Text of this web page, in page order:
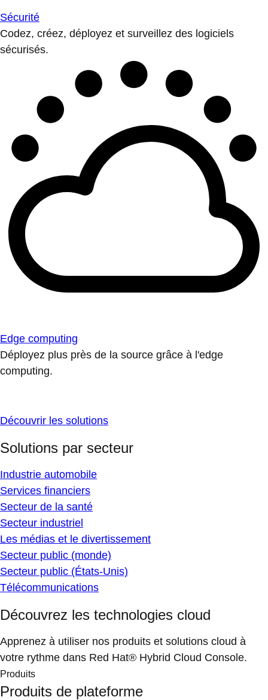
Sécurité
Codez, créez, déployez et surveillez des logiciels
sécurisés.
Edge computing
Déployez plus près de la source grâce à l'edge
computing.
Découvrir les solutions
Solutions par secteur
Industrie automobile
Services financiers
Secteur de la santé
Secteur industriel
Les médias et le divertissement
Secteur public (monde)
Secteur public (États-Unis)
Télécommunications
Découvrez les technologies cloud
Apprenez à utiliser nos produits et solutions cloud à
votre rythme dans Red Hat® Hybrid Cloud Console.
Produits
Produits de plateforme